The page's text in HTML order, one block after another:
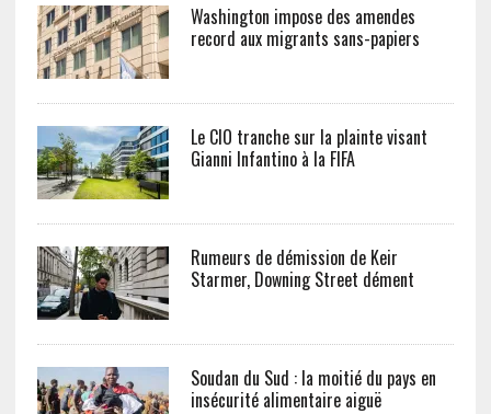
Washington impose des amendes
record aux migrants sans-papiers
Le CIO tranche sur la plainte visant
Gianni Infantino à la FIFA
Rumeurs de démission de Keir
Starmer, Downing Street dément
Soudan du Sud : la moitié du pays en
insécurité alimentaire aiguë